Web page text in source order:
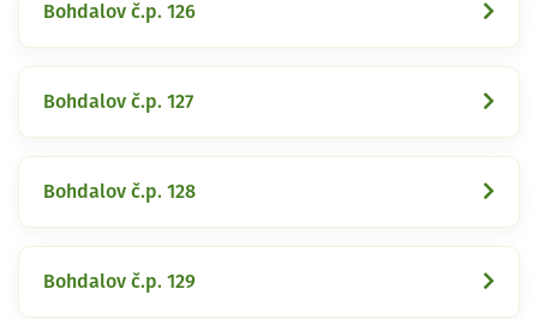
Bohdalov č.p. 126
Bohdalov č.p. 127
Bohdalov č.p. 128
Bohdalov č.p. 129